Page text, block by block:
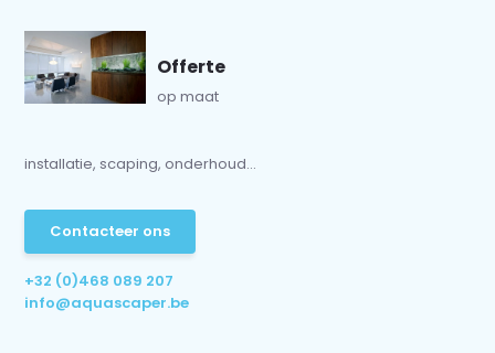
Offerte
op maat
installatie, scaping, onderhoud...
Contacteer ons
+32 (0)468 089 207
info@aquascaper.be